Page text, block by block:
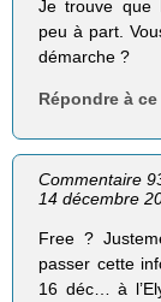
Je trouve que
peu à part.
démarche ?
Répondre à
Commentaire
14 décembre
Free ?
passer cette
16 déc… à